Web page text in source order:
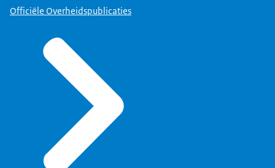
Officiële Overheidspublicaties